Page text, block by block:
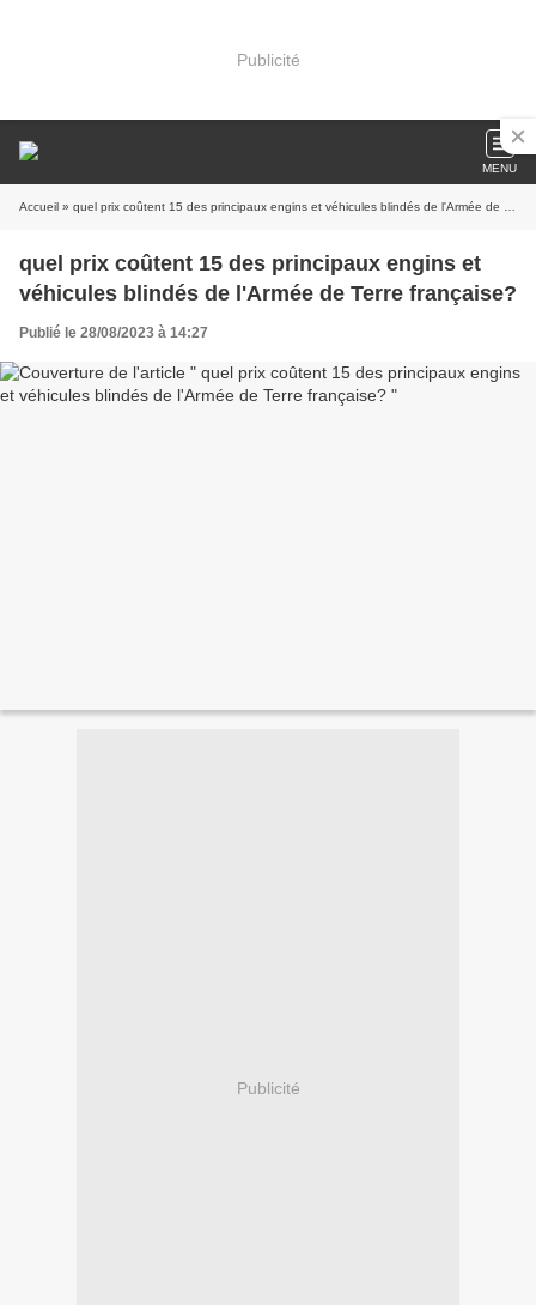
Publicité
MENU
Accueil » quel prix coûtent 15 des principaux engins et véhicules blindés de l'Armée de Terre française?
quel prix coûtent 15 des principaux engins et
véhicules blindés de l'Armée de Terre française?
Publié le 28/08/2023 à 14:27
Publicité